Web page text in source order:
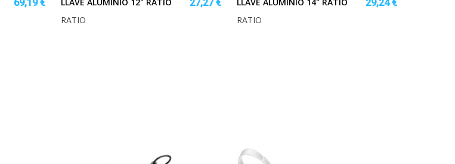
69,19 €
27,27 €
RATIO
29,24 €
RATIO